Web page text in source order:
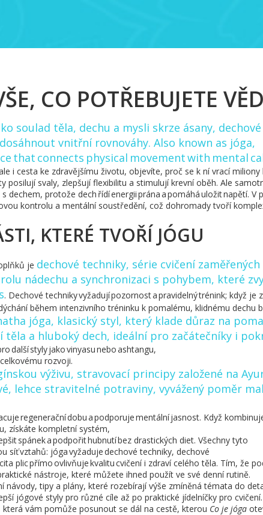
CO POTŘEBUJETE
soulad těla, dechu a mysli skrze ásany,
vnitřní rovnováhy. Also known as jóga,
that connects physical movement with mental
i cesta ke zdravějšímu životu, objevíte, proč se k ní vrací miliony
posilují svaly, zlepšují flexibilitu a stimulují krevní oběh. Ale
dechem, protože dech řídí energii prána a pomáhá uložit napětí. V
kontrolu a mentální soustředění, což dohromady tvoří
KTERÉ TVOŘÍ JÓGU
je dechové techniky, série cvičení zaměřených
nádechu a synchronizaci s pohybem, které
. Dechové techniky vyžadují pozornost a pravidelný trénink; když je
během intenzivního tréninku k pomalému, klidnému dechu
jóga, klasický styl, který klade důraz na
těla a hluboký dech, ideální pro začátečníky i
další styly jako vinyasu nebo ashtangu,
rozvoji.
výživu, stravovací principy založené na
lehce stravitelné potraviny, vyvážený poměr
regenerační dobu a podporuje mentální jasnost. Když
získáte kompletní systém,
spánek a podpořit hubnutí bez drastických diet. Všechny tyto
síť vztahů: jóga vyžaduje dechové techniky, dechové
plic přímo ovlivňuje kvalitu cvičení i zdraví celého těla. Tím, že
nástroje, které můžete ihned použít ve své denní rutině.
návody, tipy a plány, které rozebírají výše zmíněná témata do
jógové styly pro různé cíle až po praktické jídelníčky pro
která vám pomůže posunout se dál na cestě, kterou Co je jóga